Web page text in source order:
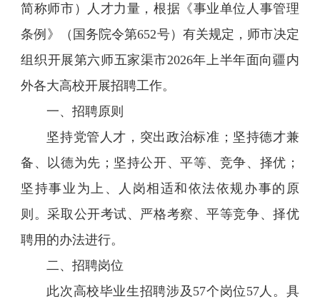
简称师市）人才力量，根据《事业单位人事管理
条例》（国务院令第652号）有关规定，师市决定
组织开展第六师五家渠市2026年上半年面向疆内
外各大高校开展招聘工作。
一、招聘原则
坚持党管人才，突出政治标准；坚持德才兼
备、以德为先；坚持公开、平等、竞争、择优；
坚持事业为上、人岗相适和依法依规办事的原
则。采取公开考试、严格考察、平等竞争、择优
聘用的办法进行。
二、招聘岗位
此次高校毕业生招聘涉及57个岗位57人。具